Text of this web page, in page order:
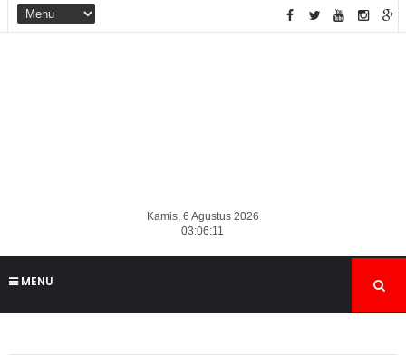
Kamis, 6 Agustus 2026
03:06:12
MENU